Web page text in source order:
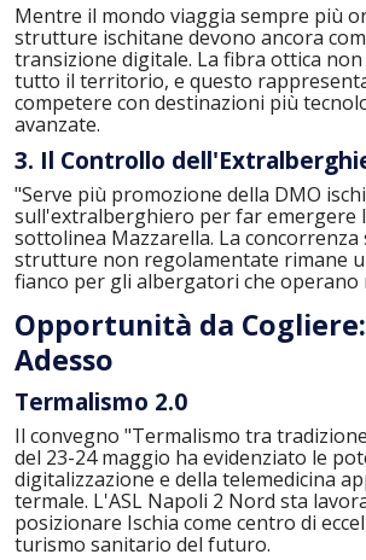
Mentre il mondo viaggia sempre più
strutture ischitane devono ancora
transizione digitale. La fibra ottica
tutto il territorio, e questo
competere con destinazioni più
avanzate.
3. Il Controllo
"Serve più promozione della DMO
sull'extralberghiero per far emergere
sottolinea Mazzarella. La concorrenza
strutture non regolamentate rimane
fianco per gli albergatori che operano
Opportunità da
Adesso
Termalismo 2.0
Il convegno "Termalismo tra
del 23-24 maggio ha evidenziato le
digitalizzazione e della telemedicina
termale. L'ASL Napoli 2 Nord sta
posizionare Ischia come centro di
turismo sanitario del futuro.